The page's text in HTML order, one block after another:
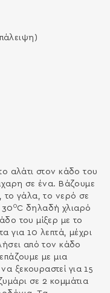
αλάτι στον κάδο του
σε ένα. Βάζουμε
το γάλα, το νερό σε
300C δηλαδή χλιαρό
του μίξερ με το
για 10 λεπτά, μέχρι
από τον κάδο
με μια
ξεκουραστεί για 15
σε 2 κομμάτια